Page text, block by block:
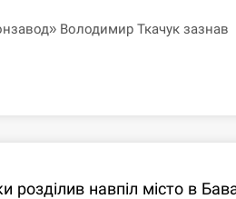
Володимир Ткачук зазнав
розділив навпіл місто в